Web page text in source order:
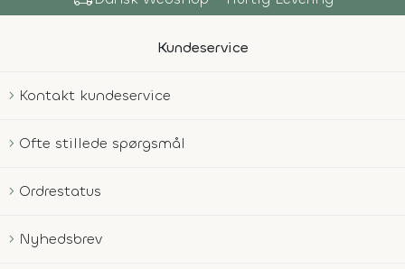
Kundeservice
Kontakt kundeservice
Ofte stillede spørgsmål
Ordrestatus
Nyhedsbrev